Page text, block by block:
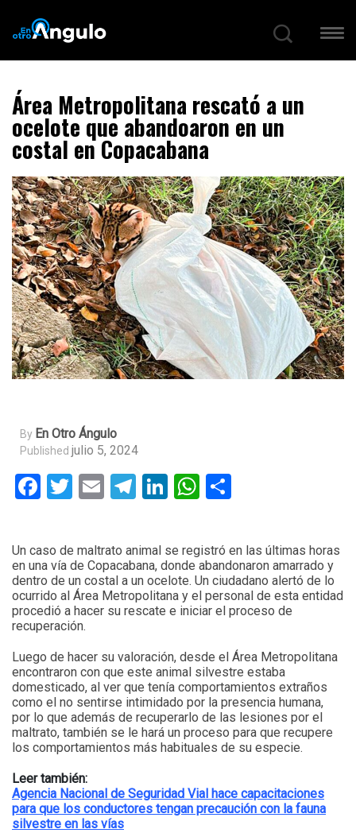
Área Metropolitana rescató a un
ocelote que abandoaron en un
costal en Copacabana
By En Otro Ángulo
Published julio 5, 2024
Facebook
Twitter
EmailTelegram
LinkedIn
WhatsApp
Un caso de maltrato animal se registró en las últimas horas
en una vía de Copacabana, donde abandonaron amarrado y
dentro de un costal a un ocelote. Un ciudadano alertó de lo
ocurrido al Área Metropolitana y el personal de esta entidad
procedió a hacer su rescate e iniciar el proceso de
recuperación.
Luego de hacer su valoración, desde el Área Metropolitana
encontraron con que este animal silvestre estaba
domesticado, al ver que tenía comportamientos extraños
como el no sentirse intimidado por la presencia humana,
por lo que además de recuperarlo de las lesiones por el
maltrato, también se le hará un proceso para que recupere
los comportamientos más habituales de su especie.
Leer también:
Agencia Nacional de Seguridad Vial hace capacitaciones
para que los conductores tengan precaución con la fauna
silvestre en las vías